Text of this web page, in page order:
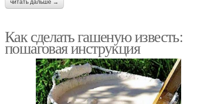
читать дальше →
Как сделать гашеную известь:
пошаговая инструкция